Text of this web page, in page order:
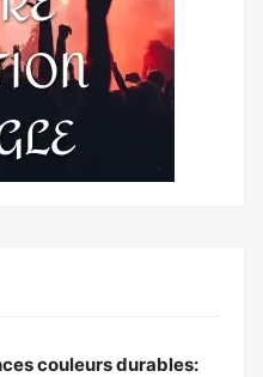
couleurs durables: